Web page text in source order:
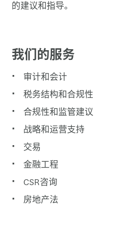
的建议和指导。
我们的服务
审计和会计
税务结构和合规性
合规性和监管建议
战略和运营支持
交易
金融工程
CSR咨询
房地产法